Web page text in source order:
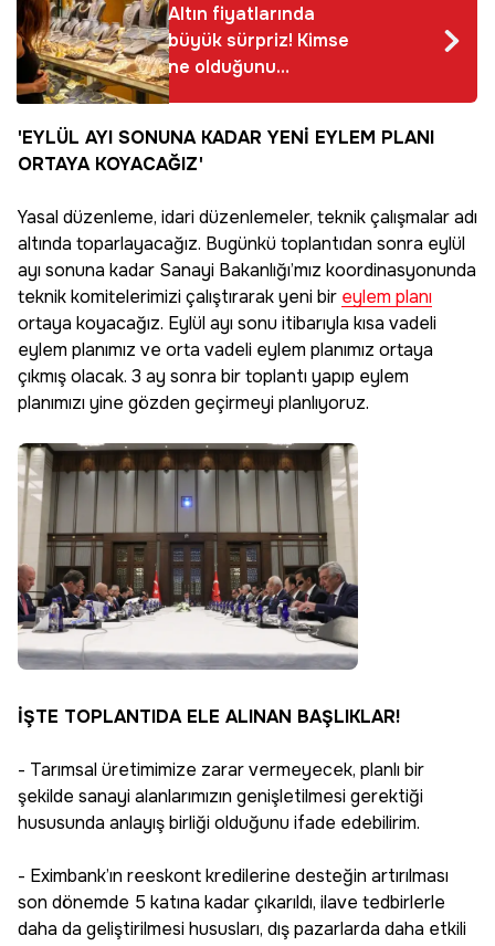
Altın fiyatlarında
büyük sürpriz! Kimse
ne olduğunu
anlamadan artacak
'EYLÜL AYI SONUNA KADAR YENİ EYLEM PLANI
ORTAYA KOYACAĞIZ'
Yasal düzenleme, idari düzenlemeler, teknik çalışmalar adı
altında toparlayacağız. Bugünkü toplantıdan sonra eylül
ayı sonuna kadar Sanayi Bakanlığı’mız koordinasyonunda
teknik komitelerimizi çalıştırarak yeni bir eylem planı
ortaya koyacağız. Eylül ayı sonu itibarıyla kısa vadeli
eylem planımız ve orta vadeli eylem planımız ortaya
çıkmış olacak. 3 ay sonra bir toplantı yapıp eylem
planımızı yine gözden geçirmeyi planlıyoruz.
İŞTE TOPLANTIDA ELE ALINAN BAŞLIKLAR!
- Tarımsal üretimimize zarar vermeyecek, planlı bir
şekilde sanayi alanlarımızın genişletilmesi gerektiği
hususunda anlayış birliği olduğunu ifade edebilirim.
- Eximbank’ın reeskont kredilerine desteğin artırılması
son dönemde 5 katına kadar çıkarıldı, ilave tedbirlerle
daha da geliştirilmesi hususları, dış pazarlarda daha etkili